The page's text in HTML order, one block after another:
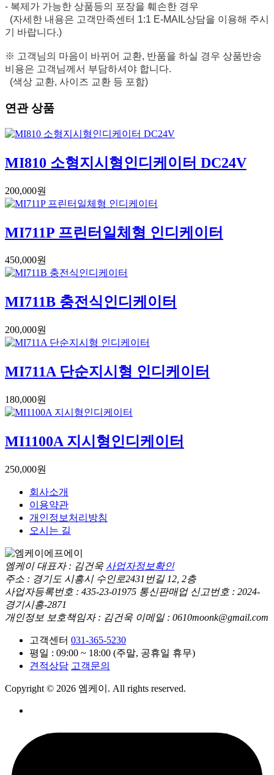
- 복제가 가능한 상품등의 포장을 훼손한 경우
(자세한 내용은 고객만족센터 1:1 E-MAIL상담을 이용해 주시
기 바랍니다.)
※ 고객님의 마음이 바뀌어 교환, 반품을 하실 경우 상품반송
비용은 고객님께서 부담하셔야 합니다.
(색상 교환, 사이즈 교환 등 포함)
연관 상품
MI810 소형지시형인디케이터 DC24V
200,000원
MI711P 프린터일체형 인디케이터
450,000원
MI711B 충전식인디케이터
200,000원
MI711A 단순지시형 인디케이터
180,000원
MI1100A 지시형인디케이터
250,000원
회사소개
이용약관
개인정보처리방침
오시는 길
엠케이 대표자 : 김건욱 사업자정보확인
주소 : 경기도 시흥시 수인로2431번길 12, 2층
사업자등록번호 : 435-23-01975 통신판매업 신고번호 : 2024-
경기시흥-2871
개인정보 보호책임자 : 김건욱 이메일 : 0610moonk@gmail.com
고객센터 031-365-5230
평일 : 09:00 ~ 18:00 (주말, 공휴일 휴무)
견적상담 고객문의
Copyright © 2026 엠케이. All rights reserved.